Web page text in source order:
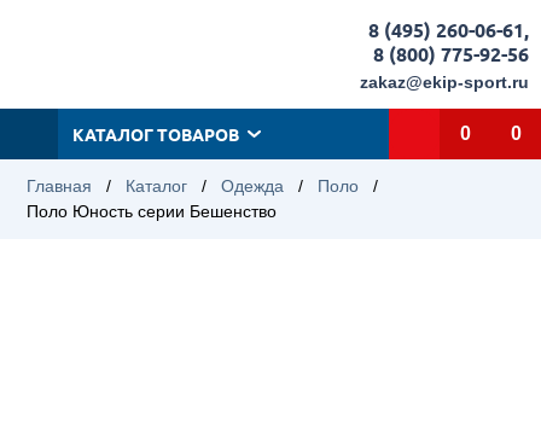
8 (495) 260-06-61,
8 (800) 775-92-56
zakaz@ekip-sport.ru
КАТАЛОГ ТОВАРОВ 0 0
Главная / Каталог / Одежда / Поло
/
Поло Юность серии Бешенство